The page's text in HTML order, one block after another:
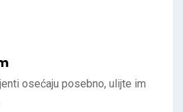
osećaju posebno, ulijte im